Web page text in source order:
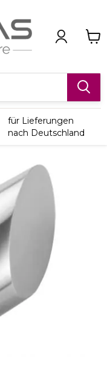
für Lieferungen
nach Deutschland